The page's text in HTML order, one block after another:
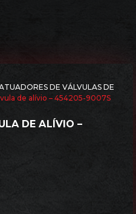
DE VÁLVULAS DE
de alívio – 454205-9007S
DE ALÍVIO –